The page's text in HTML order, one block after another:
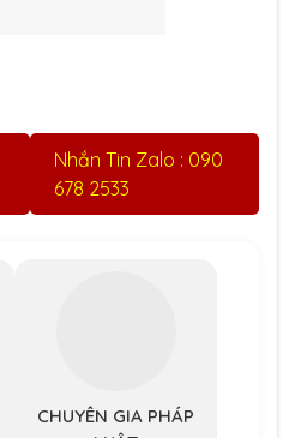
Nhắn Tin Zalo : 090
678 2533
CHUYÊN GIA PHÁP